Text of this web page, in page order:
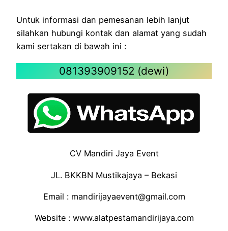
Untuk informasi dan pemesanan lebih lanjut
silahkan hubungi kontak dan alamat yang sudah
kami sertakan di bawah ini :
081393909152 (dewi)
CV Mandiri Jaya Event
JL. BKKBN Mustikajaya – Bekasi
Email : mandirijayaevent@gmail.com
Website : www.alatpestamandirijaya.com